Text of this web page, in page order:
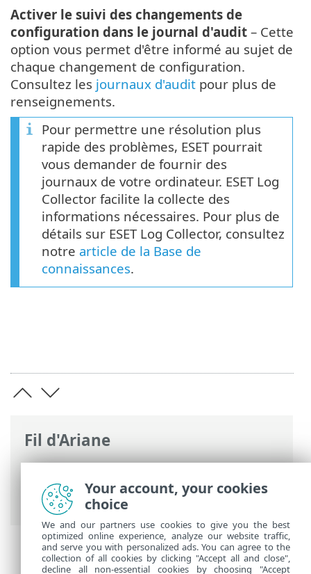
Fil d'Ariane
Aide en ligne d'ESET>ESET Endpoint
Security >Configuration avancée>
Dépannage > Fichiers journaux
Activer le suivi des changements de
configuration dans le journal d'audit – Cette
option vous permet d'être informé au sujet de
chaque changement de configuration.
Consultez les journaux d'audit pour plus de
renseignements.
Pour permettre une résolution plus
rapide des problèmes, ESET pourrait
vous demander de fournir des
journaux de votre ordinateur. ESET Log
Collector facilite la collecte des
informations nécessaires. Pour plus de
détails sur ESET Log Collector, consultez
notre article de la Base de
connaissances.
Your account, your cookies
choice
We and our partners use cookies to give you the best
optimized online experience, analyze our website traffic,
and serve you with personalized ads. You can agree to the
collection of all cookies by clicking "Accept all and close",
decline all non-essential cookies by choosing "Accept